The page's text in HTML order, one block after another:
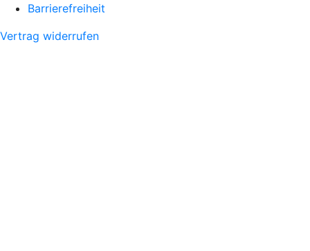
Barrierefreiheit
Vertrag widerrufen